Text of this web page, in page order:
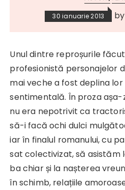
30 ianuarie 2013 by
Unul dintre reproșurile
profesionistă personajelor
mai veche a fost deplina
sentimentală. În proza așa-
nu era nepotrivit ca
să-i facă ochi dulci
iar în finalul romanului, cu
sat colectivizat, să asistăm
ba chiar și la nașterea
în schimb, relațiile